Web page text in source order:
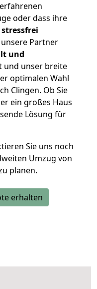
oder dass ihre
Partner
und
und unser breite
optimalen Wahl
Clingen. Ob Sie
ein großes Haus
Lösung für
Sie uns noch
Umzug von
planen.
erhalten